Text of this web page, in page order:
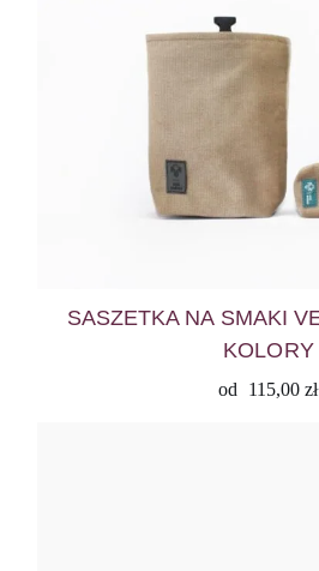
SASZETKA NA SMAKI
KOLORY
od 115,00zł